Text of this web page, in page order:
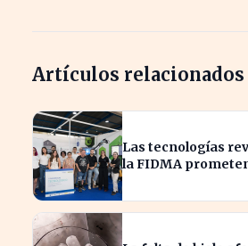
Artículos relacionados
Las tecnologías
la FIDMA